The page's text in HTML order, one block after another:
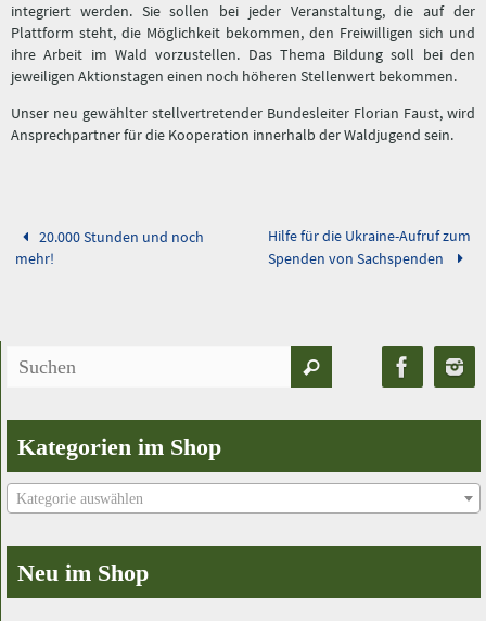
integriert werden. Sie sollen bei jeder Veranstaltung, die auf der
Plattform steht, die Möglichkeit bekommen, den Freiwilligen sich und
ihre Arbeit im Wald vorzustellen. Das Thema Bildung soll bei den
jeweiligen Aktionstagen einen noch höheren Stellenwert bekommen.
Unser neu gewählter stellvertretender Bundesleiter Florian Faust, wird
Ansprechpartner für die Kooperation innerhalb der Waldjugend sein.
20.000 Stunden und noch
mehr!
Hilfe für die Ukraine-Aufruf zum
Spenden von Sachspenden
Suchen
Kategorien im Shop
Kategorie auswählen
Neu im Shop